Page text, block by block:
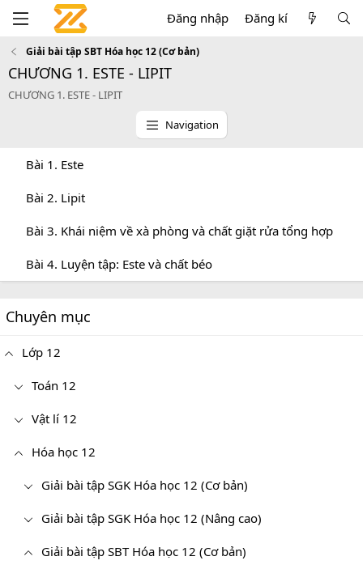
Đăng nhập Đăng kí
Giải bài tập SBT Hóa học 12 (Cơ bản)
CHƯƠNG 1. ESTE - LIPIT
CHƯƠNG 1. ESTE - LIPIT
Navigation
Bài 1. Este
Bài 2. Lipit
Bài 3. Khái niệm về xà phòng và chất giặt rửa tổng hợp
Bài 4. Luyện tập: Este và chất béo
Chuyên mục
Lớp 12
Toán 12
Vật lí 12
Hóa học 12
Giải bài tập SGK Hóa học 12 (Cơ bản)
Giải bài tập SGK Hóa học 12 (Nâng cao)
Giải bài tập SBT Hóa học 12 (Cơ bản)